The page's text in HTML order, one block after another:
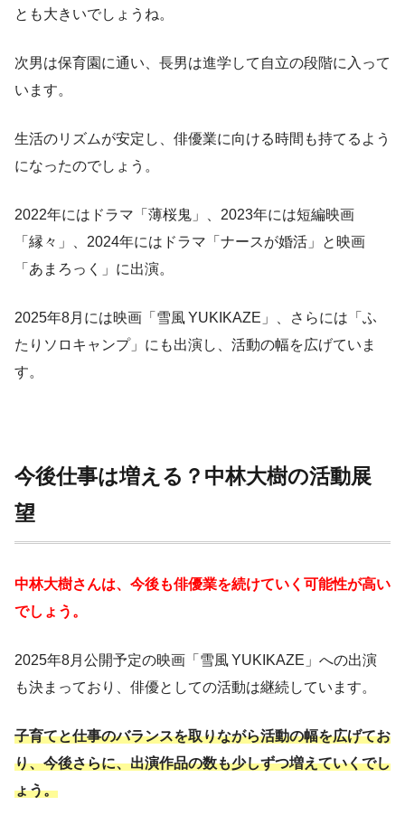
とも大きいでしょうね。
次男は保育園に通い、長男は進学して自立の段階に入って
います。
生活のリズムが安定し、俳優業に向ける時間も持てるよう
になったのでしょう。
2022年にはドラマ「薄桜鬼」、2023年には短編映画
「縁々」、2024年にはドラマ「ナースが婚活」と映画
「あまろっく」に出演。
2025年8月には映画「雪風 YUKIKAZE」、さらには「ふ
たりソロキャンプ」にも出演し、活動の幅を広げていま
す。
今後仕事は増える？中林大樹の活動展
望
中林大樹さんは、今後も俳優業を続けていく可能性が高い
でしょう。
2025年8月公開予定の映画「雪風 YUKIKAZE」への出演
も決まっており、俳優としての活動は継続しています。
子育てと仕事のバランスを取りながら活動の幅を広げてお
り、今後さらに、出演作品の数も少しずつ増えていくでし
ょう。